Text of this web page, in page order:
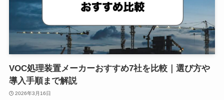
VOC処理装置メーカーおすすめ7社を比較｜選び方や
導入手順まで解説
2026年3月16日